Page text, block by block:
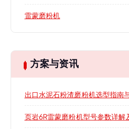
雷蒙磨粉机
方案与资讯
出口水泥石粉渣磨粉机选型指南
页岩6R雷蒙磨粉机型号参数详解